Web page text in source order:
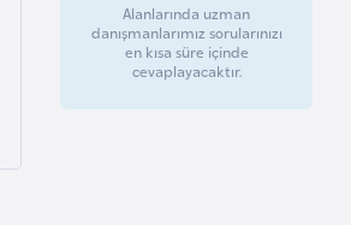
Alanlarında uzman
danışmanlarımız sorularınızı
en kısa süre içinde
cevaplayacaktır.